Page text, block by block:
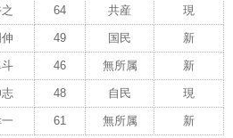
64 共産 現
49 国民 新
46 無所属 新
48 自民 現
61 無所属 新